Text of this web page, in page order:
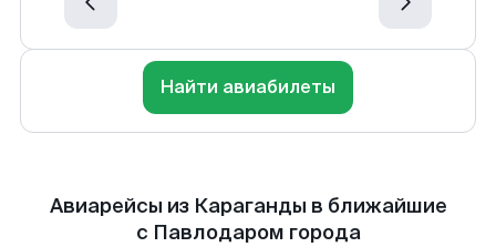
Найти авиабилеты
Авиарейсы из Караганды в ближайшие
с Павлодаром города